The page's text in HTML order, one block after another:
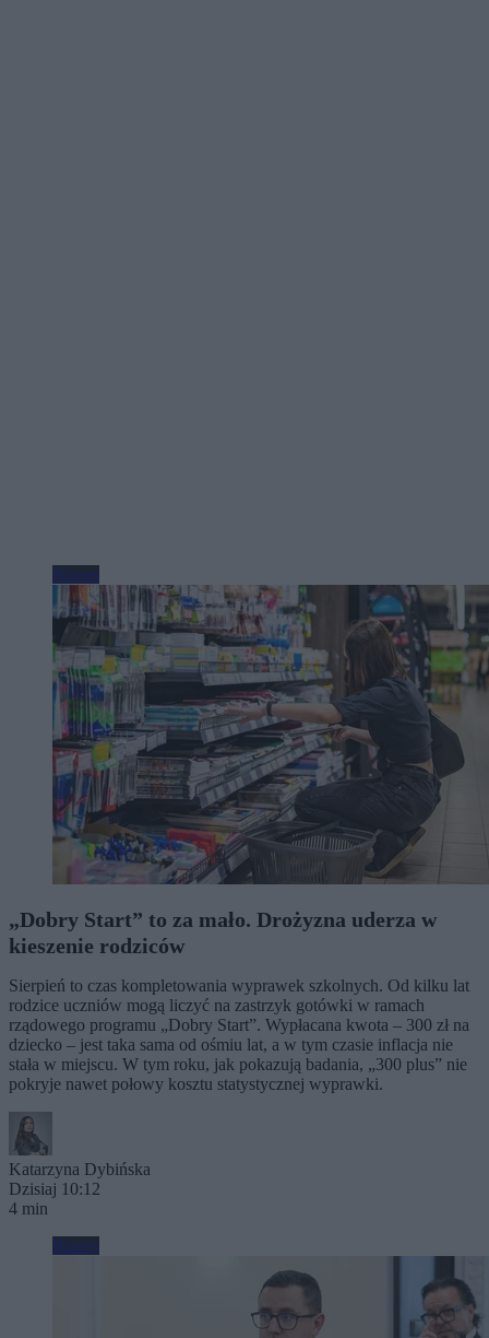
Biznes
„Dobry Start” to za mało. Drożyzna uderza w
kieszenie rodziców
Sierpień to czas kompletowania wyprawek szkolnych. Od kilku lat
rodzice uczniów mogą liczyć na zastrzyk gotówki w ramach
rządowego programu „Dobry Start”. Wypłacana kwota – 300 zł na
dziecko – jest taka sama od ośmiu lat, a w tym czasie inflacja nie
stała w miejscu. W tym roku, jak pokazują badania, „300 plus” nie
pokryje nawet połowy kosztu statystycznej wyprawki.
Katarzyna Dybińska
Dzisiaj 10:12
4 min
Biznes